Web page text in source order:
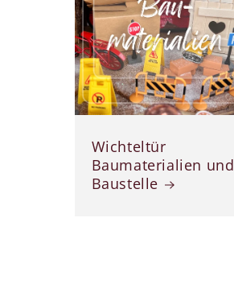
Wichteltür
Baumaterialien und
Baustelle